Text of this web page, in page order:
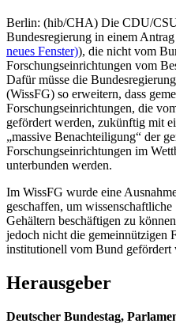
Berlin: (hib/CHA) Die CDU/
Bundesregierung in einem
neues Fenster)), die nicht vom
Forschungseinrichtungen vom
Dafür müsse die
(WissFG) so erweitern, dass
Forschungseinrichtungen, die
gefördert werden, zukünftig mit
„massive Benachteiligung“ der
Forschungseinrichtungen im
unterbunden werden.
Im WissFG wurde eine
geschaffen, um
Gehältern beschäftigen zu
jedoch nicht die gemeinnützigen
institutionell vom Bund gefördert
Herausgeber
Deutscher Bundestag,